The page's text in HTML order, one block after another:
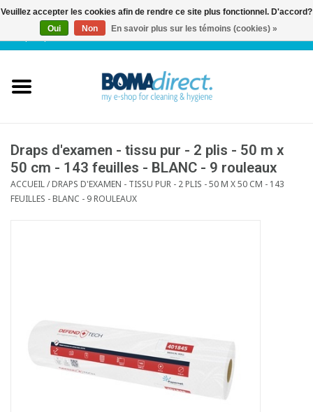
FR| 0 Articles
Service client
Blog
Draps d'examen - tissu pur - 2 plis - 50 m x
50 cm - 143 feuilles - BLANC - 9 rouleaux
ACCUEIL/DRAPS D'EXAMEN - TISSU PUR - 2 PLIS - 50 M X 50 CM - 143
FEUILLES - BLANC - 9 ROULEAUX
Veuillez accepter les cookies afin de rendre ce site plus fonctionnel. D'accord?
Oui
Non En savoir plus sur les témoins (cookies) »